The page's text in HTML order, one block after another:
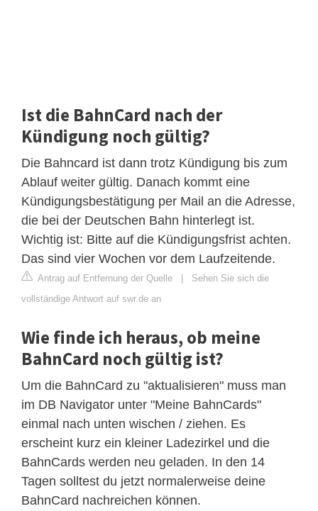
Ist die BahnCard nach der
Kündigung noch gültig?
Die Bahncard ist dann trotz Kündigung bis zum
Ablauf weiter gültig. Danach kommt eine
Kündigungsbestätigung per Mail an die Adresse,
die bei der Deutschen Bahn hinterlegt ist.
Wichtig ist: Bitte auf die Kündigungsfrist achten.
Das sind vier Wochen vor dem Laufzeitende.
Antrag auf Entfernung der Quelle | Sehen Sie sich die
vollständige Antwort auf swr.de an
Wie finde ich heraus, ob meine
BahnCard noch gültig ist?
Um die BahnCard zu "aktualisieren" muss man
im DB Navigator unter "Meine BahnCards"
einmal nach unten wischen / ziehen. Es
erscheint kurz ein kleiner Ladezirkel und die
BahnCards werden neu geladen. In den 14
Tagen solltest du jetzt normalerweise deine
BahnCard nachreichen können.